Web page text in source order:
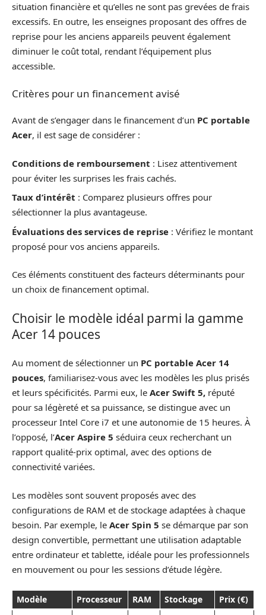
situation financière et qu’elles ne sont pas grevées de frais
excessifs. En outre, les enseignes proposant des offres de
reprise pour les anciens appareils peuvent également
diminuer le coût total, rendant l’équipement plus
accessible.
Critères pour un financement avisé
Avant de s’engager dans le financement d’un PC portable
Acer, il est sage de considérer :
Conditions de remboursement : Lisez attentivement
pour éviter les surprises les frais cachés.
Taux d’intérêt : Comparez plusieurs offres pour
sélectionner la plus avantageuse.
Évaluations des services de reprise : Vérifiez le montant
proposé pour vos anciens appareils.
Ces éléments constituent des facteurs déterminants pour
un choix de financement optimal.
Choisir le modèle idéal parmi la gamme
Acer 14 pouces
Au moment de sélectionner un PC portable Acer 14
pouces, familiarisez-vous avec les modèles les plus prisés
et leurs spécificités. Parmi eux, le Acer Swift 5, réputé
pour sa légèreté et sa puissance, se distingue avec un
processeur Intel Core i7 et une autonomie de 15 heures. À
l’opposé, l’Acer Aspire 5 séduira ceux recherchant un
rapport qualité-prix optimal, avec des options de
connectivité variées.
Les modèles sont souvent proposés avec des
configurations de RAM et de stockage adaptées à chaque
besoin. Par exemple, le Acer Spin 5 se démarque par son
design convertible, permettant une utilisation adaptable
entre ordinateur et tablette, idéale pour les professionnels
en mouvement ou pour les sessions d’étude légère.
Modèle Processeur RAM Stockage Prix (€)